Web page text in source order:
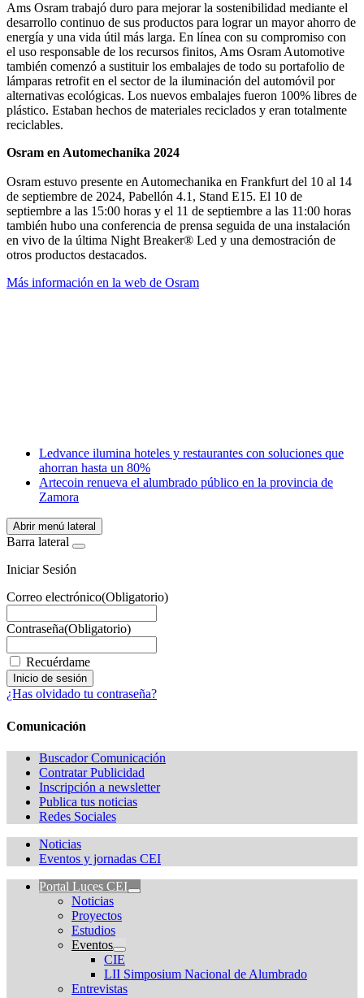
Ams Osram trabajó duro para mejorar la sostenibilidad mediante el
desarrollo continuo de sus productos para lograr un mayor ahorro de
energía y una vida útil más larga. En línea con su compromiso con
el uso responsable de los recursos finitos, Ams Osram Automotive
también comenzó a sustituir los embalajes de todo su portafolio de
lámparas retrofit en el sector de la iluminación del automóvil por
alternativas ecológicas. Los nuevos embalajes fueron 100% libres de
plástico. Estaban hechos de materiales reciclados y eran totalmente
reciclables.
Osram en Automechanika 2024
Osram estuvo presente en Automechanika en Frankfurt del 10 al 14
de septiembre de 2024, Pabellón 4.1, Stand E15. El 10 de
septiembre a las 15:00 horas y el 11 de septiembre a las 11:00 horas
también hubo una conferencia de prensa seguida de una instalación
en vivo de la última Night Breaker® Led y una demostración de
otros productos destacados.
Más información en la web de Osram
WhatsApp
Ledvance ilumina hoteles y restaurantes con soluciones que
ahorran hasta un 80%
Artecoin renueva el alumbrado público en la provincia de
Zamora
Abrir menú lateral
Barra lateral
Iniciar Sesión
Correo electrónico(Obligatorio)
Contraseña(Obligatorio)
Recuérdame
¿Has olvidado tu contraseña?
Comunicación
Buscador Comunicación
Contratar Publicidad
Inscripción a newsletter
Publica tus noticias
Redes Sociales
Noticias
Eventos y jornadas CEI
Portal Luces CEI
Noticias
Proyectos
Estudios
Eventos
CIE
LII Simposium Nacional de Alumbrado
Entrevistas